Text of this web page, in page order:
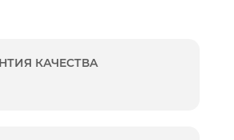
КАЧЕСТВА